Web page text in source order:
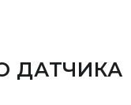
ДАТЧИКА